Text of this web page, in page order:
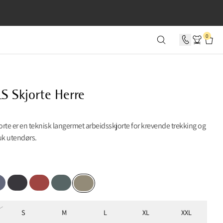
0
Skjorte Herre
er en teknisk langermet arbeidsskjorte for krevende trekking og
utendørs.
Raven Dark Redwood
Teal GreySilver Green
S M L XL XXL